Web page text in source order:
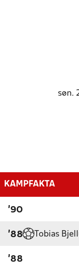
søn.
KAMPFAKTA
'90
'88 Tobias
'88